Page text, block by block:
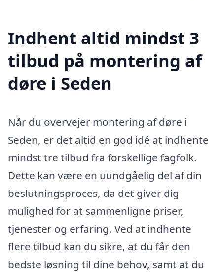
Indhent altid mindst 3
tilbud på montering af
døre i Seden
Når du overvejer montering af døre i
Seden, er det altid en god idé at indhente
mindst tre tilbud fra forskellige fagfolk.
Dette kan være en uundgåelig del af din
beslutningsproces, da det giver dig
mulighed for at sammenligne priser,
tjenester og erfaring. Ved at indhente
flere tilbud kan du sikre, at du får den
bedste løsning til dine behov, samt at du